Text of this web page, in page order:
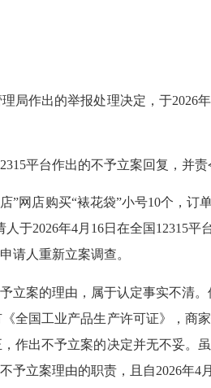
作出的举报处理决定，于2026
平台作出的不予立案回复，并责
网店购买“裱花袋”小号10个，
于2026年4月16日在全国12315
请人重新立案调查。
案的理由，属于认定事实不清。
全国工业产品生产许可证》，
作出不予立案的决定并无不妥
予立案理由的职责，且自2026年